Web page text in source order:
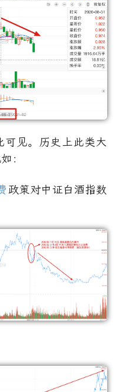
可见。历史上此类大
：
政策对中证白酒指数